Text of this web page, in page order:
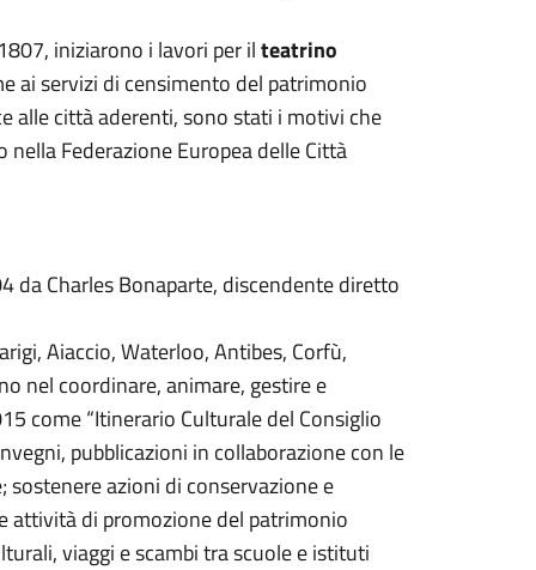
iniziarono i lavori per ilteatrino
ai servizi di censimento del patrimonio
alle città aderenti, sono stati i motivi che
Federazione Europea delle Città
da Charles Bonaparte, discendente diretto
Aiaccio, Waterloo, Antibes, Corfù,
nel coordinare, animare, gestire e
come “Itinerario Culturale del Consiglio
pubblicazioni in collaborazione con le
azioni di conservazione e
attività di promozione del patrimonio
viaggi e scambi tra scuole e istituti